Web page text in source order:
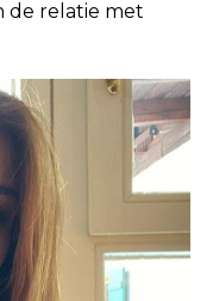
de relatie met